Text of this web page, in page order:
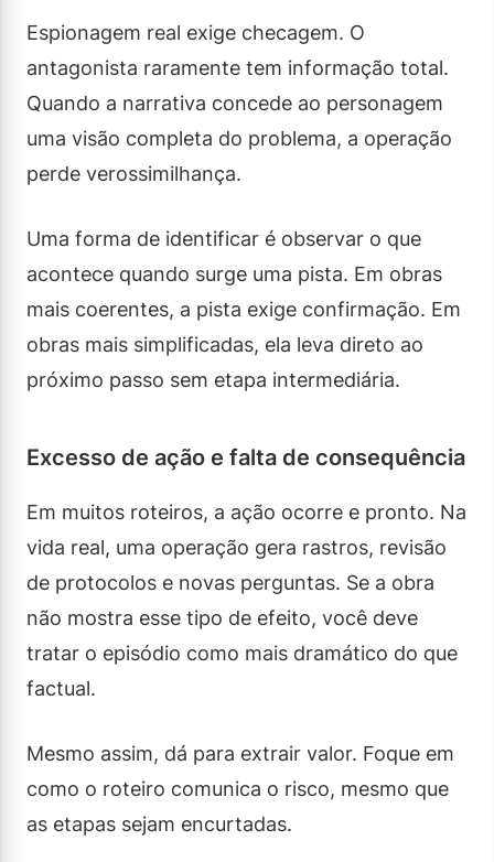
Espionagem real exige checagem. O
antagonista raramente tem informação total.
Quando a narrativa concede ao personagem
uma visão completa do problema, a operação
perde verossimilhança.
Uma forma de identificar é observar o que
acontece quando surge uma pista. Em obras
mais coerentes, a pista exige confirmação. Em
obras mais simplificadas, ela leva direto ao
próximo passo sem etapa intermediária.
Excesso de ação e falta de consequência
Em muitos roteiros, a ação ocorre e pronto. Na
vida real, uma operação gera rastros, revisão
de protocolos e novas perguntas. Se a obra
não mostra esse tipo de efeito, você deve
tratar o episódio como mais dramático do que
factual.
Mesmo assim, dá para extrair valor. Foque em
como o roteiro comunica o risco, mesmo que
as etapas sejam encurtadas.